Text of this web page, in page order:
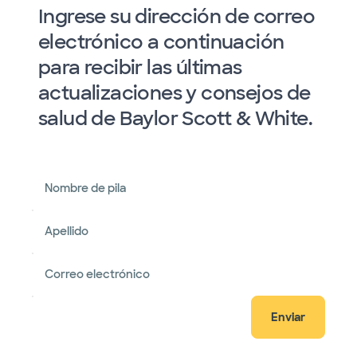
Ingrese su dirección de correo
electrónico a continuación
para recibir las últimas
actualizaciones y consejos de
salud de Baylor Scott & White.
Nombre de pila
Apellido
Correo electrónico
Enviar